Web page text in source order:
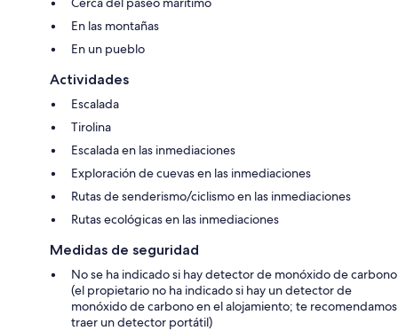
En las montañas
En un pueblo
Actividades
Escalada
Tirolina
Escalada en las inmediaciones
Exploración de cuevas en las inmediaciones
Rutas de senderismo/ciclismo en las inmediaciones
Rutas ecológicas en las inmediaciones
Medidas de seguridad
No se ha indicado si hay detector de monóxido de carbono
(el propietario no ha indicado si hay un detector de
monóxido de carbono en el alojamiento; te recomendamos
traer un detector portátil)